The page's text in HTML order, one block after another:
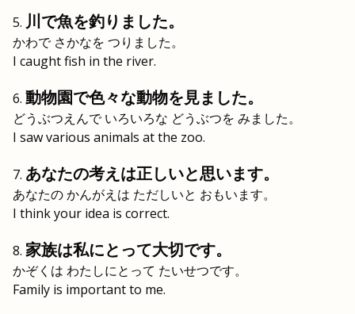
川で魚を釣りました。
かわで さかなを つりました。
I caught fish in the river.
動物園で色々な動物を見ました。
どうぶつえんで いろいろな どうぶつを みました。
I saw various animals at the zoo.
あなたの考えは正しいと思います。
あなたの かんがえは ただしいと おもいます。
I think your idea is correct.
家族は私にとって大切です。
かぞくは わたしにとって たいせつです。
Family is important to me.